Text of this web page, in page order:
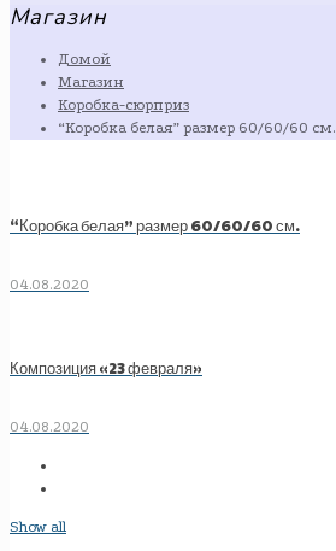
Магазин
Домой
Магазин
Коробка-сюрприз
“Коробка белая” размер 60/60/60 см.
“Коробка белая” размер 60/60/60 см.
04.08.2020
Композиция «23 февраля»
04.08.2020
Show all